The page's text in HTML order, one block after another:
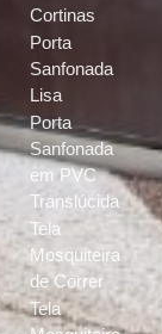
Cortinas
Porta
Sanfonada
Lisa
Porta
Sanfonada
em PVC
Translúcida
Tela
Mosquiteira
de Correr
Tela